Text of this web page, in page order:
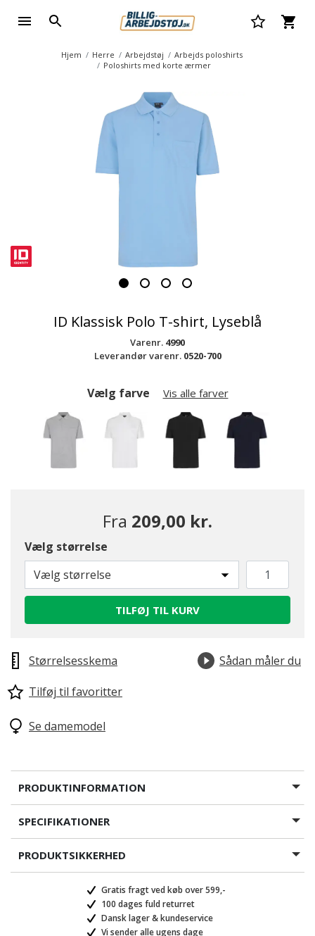
Hjem Herre Arbejdstøj
Arbejds poloshirts
Poloshirts med korte ærmer
ID Klassisk Polo T-shirt, Lyseblå
Varenr. 4990
Leverandør varenr. 0520-700
Vælg farve Vis alle farver
valgte
Fra 209,00 kr.
Vælg størrelse
Vælg størrelse
TILFØJ TIL KURV
Størrelsesskema
Sådan måler du
Tilføj til favoritter
Se damemodel
PRODUKTINFORMATION
SPECIFIKATIONER
PRODUKTSIKKERHED
Gratis fragt ved køb over 599,-
100 dages fuld returret
Dansk lager & kundeservice
Vi sender alle ugens dage